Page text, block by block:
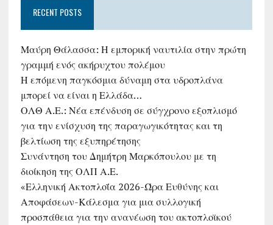
RECENT POSTS
Μαύρη Θάλασσα: Η εμπορική ναυτιλία στην πρώτη
γραμμή ενός ακήρυχτου πολέμου
Η επόμενη παγκόσμια δύναμη στα υδροπλάνα
μπορεί να είναι η Ελλάδα…
ΟΛΘ Α.Ε.: Νέα επένδυση σε σύγχρονο εξοπλισμό
για την ενίσχυση της παραγωγικότητας και τη
βελτίωση της εξυπηρέτησης
Συνάντηση του Δημήτρη Μαρκόπουλου με τη
διοίκηση της ΟΛΠ Α.Ε.
«Ελληνική Ακτοπλοΐα 2026-Ώρα Ευθύνης και
Αποφάσεων-Κάλεσμα για μια συλλογική
προσπάθεια για την ανανέωση του ακτοπλοϊκού